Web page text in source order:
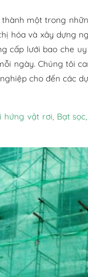
một trong
hóa và xây dựng
cấp lưới bao che
ngày. Chúng tôi
cho đến các
hứng vật rơi, Bạt